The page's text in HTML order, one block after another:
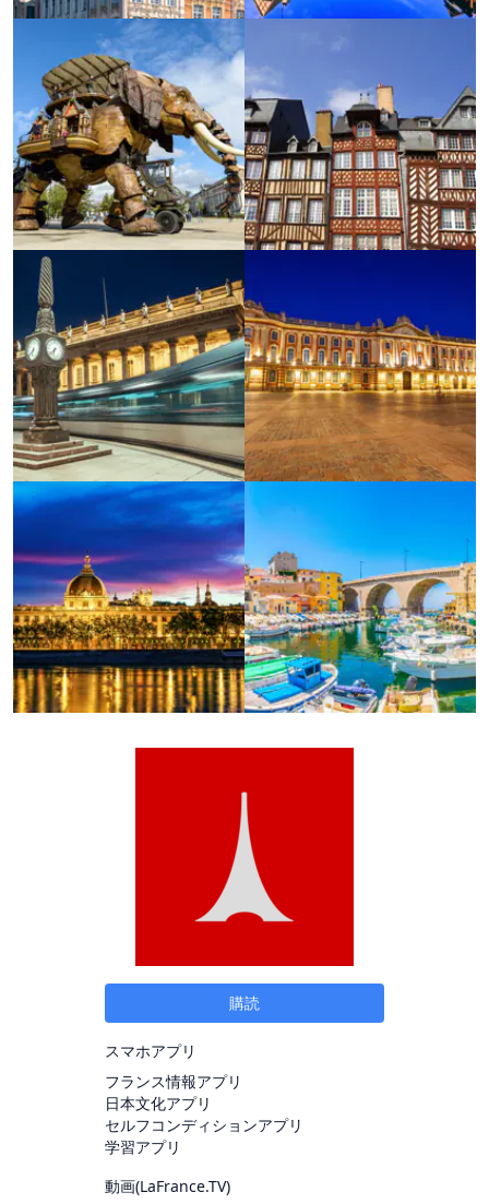
購読
スマホアプリ
フランス情報アプリ
日本文化アプリ
セルフコンディションアプリ
学習アプリ
動画(LaFrance.TV)